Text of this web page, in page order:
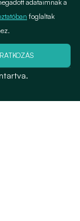
adataimnak a
foglaltak